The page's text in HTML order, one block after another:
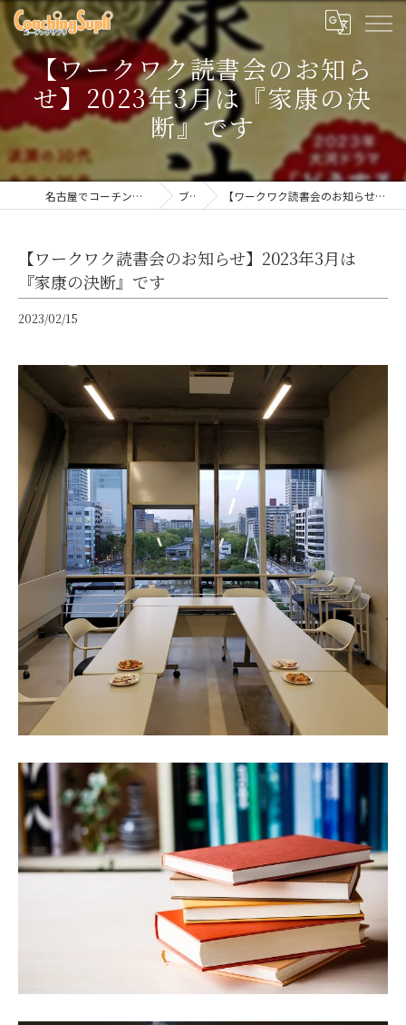
【ワークワク読書会のお知ら
せ】2023年3月は『家康の決
断』です
名古屋でコーチングならコーチングサプリ ブログ 【ワークワク読書会のお知らせ】2023年3月は『家康の決断』です
【ワークワク読書会のお知らせ】2023年3月は
『家康の決断』です
2023/02/15